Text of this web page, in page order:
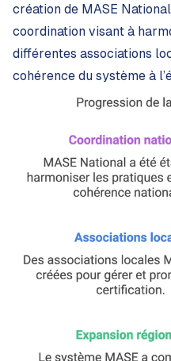
création de MASE
coordination visant à
différentes associations
cohérence du système à